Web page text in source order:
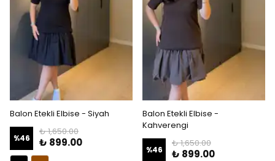
Balon Etekli Elbise - Siyah
%46
₺ 1,650.00
₺ 899.00
Balon Etekli Elbise -
Kahverengi
%46
₺ 1,650.00
₺ 899.00